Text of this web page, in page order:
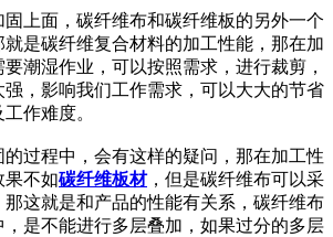
上面，碳纤维布和碳纤维板的另外一个
是碳纤维复合材料的加工性能，那在加
潮湿作业，可以按照需求，进行裁剪，
，影响我们工作需求，可以大大的节省
作难度。
过程中，会有这样的疑问，那在加工性
果不如碳纤维板材，但是碳纤维布可以采
那这就是和产品的性能有关系，碳纤维布
是不能进行多层叠加，如果过分的多层